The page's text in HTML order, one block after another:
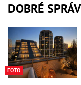
DOBRÉ
FOTO